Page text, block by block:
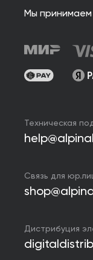
Мы принимаем
Техническая
Связь для
Дистрибуция